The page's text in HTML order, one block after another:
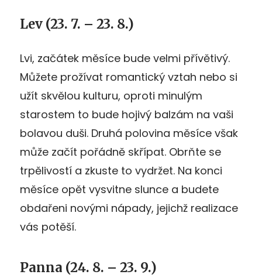
Lev (23. 7. – 23. 8.)
Lvi, začátek měsíce bude velmi přívětivý.
Můžete prožívat romantický vztah nebo si
užít skvělou kulturu, oproti minulým
starostem to bude hojivý balzám na vaši
bolavou duši. Druhá polovina měsíce však
může začít pořádně skřípat. Obrňte se
trpělivostí a zkuste to vydržet. Na konci
měsíce opět vysvitne slunce a budete
obdařeni novými nápady, jejichž realizace
vás potěší.
Panna (24. 8. – 23. 9.)